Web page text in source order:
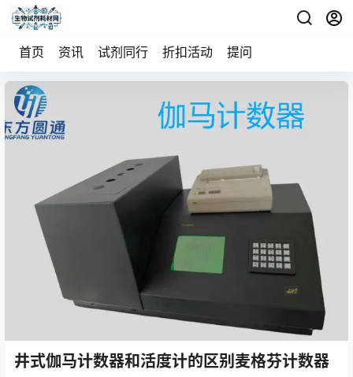
首页 资讯 试剂同行 折扣活动 提问
井式伽马计数器和活度计的区别麦格芬计数器